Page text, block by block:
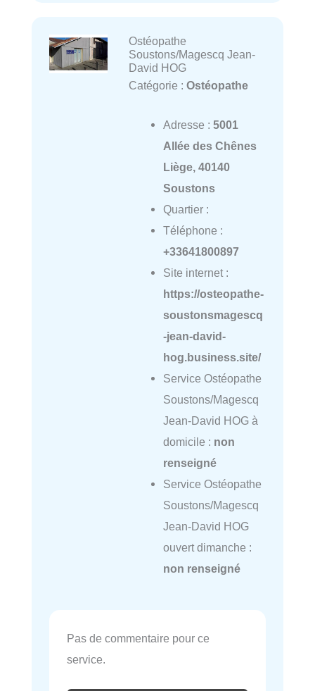
Ostéopathe
Soustons/Magescq Jean-
David HOG
Catégorie : Ostéopathe
Adresse : 5001
Allée des Chênes
Liège, 40140
Soustons
Quartier :
Téléphone :
+33641800897
Site internet :
https://osteopathe-
soustonsmagescq
-jean-david-
hog.business.site/
Service Ostéopathe
Soustons/Magescq
Jean-David HOG à
domicile : non
renseigné
Service Ostéopathe
Soustons/Magescq
Jean-David HOG
ouvert dimanche :
non renseigné
Pas de commentaire pour ce
service.